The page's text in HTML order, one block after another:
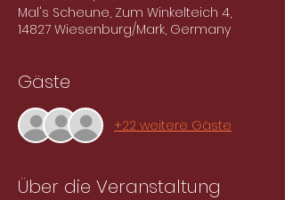
Mal's Scheune, Zum Winkelteich 4,
14827 Wiesenburg/Mark, Germany
Gäste
+22 weitere Gäste
Über die Veranstaltung